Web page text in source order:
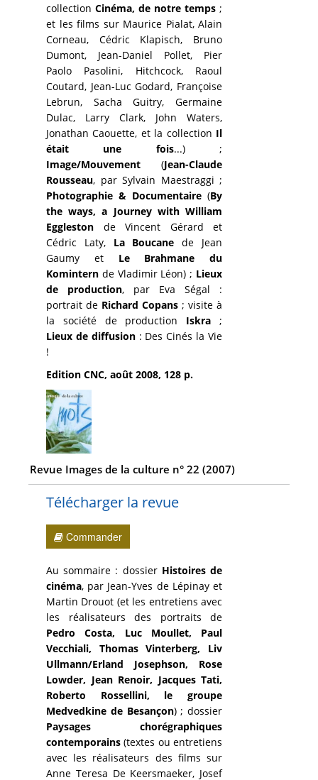
collectionCinéma, de notre temps ;
et les films sur Maurice Pialat, Alain
Corneau, Cédric Klapisch, Bruno
Dumont, Jean-Daniel Pollet, Pier
Paolo Pasolini, Hitchcock, Raoul
Coutard, Jean-Luc Godard, Françoise
Lebrun, Sacha Guitry, Germaine
Dulac, Larry Clark, John Waters,
Jonathan Caouette, et la collection Il
était une fois...) ;
Image/Mouvement(Jean-Claude
Rousseau, par Sylvain Maestraggi ;
Photographie & Documentaire (By
the ways, a Journey with William
Eggleston de Vincent Gérard et
Cédric Laty, La Boucane de Jean
Gaumy et Le Brahmane du
Komintern de Vladimir Léon) ; Lieux
de production, par Eva Ségal :
portrait de Richard Copans ; visite à
la société de production Iskra ;
Lieux de diffusion: Des Cinés la Vie
!
Edition CNC, août 2008, 128 p.
Revue Images de la culture n° 22 (2007)
Télécharger la revue
Commander
Au sommaire : dossier Histoires de
cinéma, par Jean-Yves de Lépinay et
Martin Drouot (et les entretiens avec
les réalisateurs des portraits de
Pedro Costa, Luc Moullet, Paul
Vecchiali, Thomas Vinterberg, Liv
Ullmann/Erland Josephson, Rose
Lowder, Jean Renoir, Jacques Tati,
Roberto Rossellini, le groupe
Medvedkine de Besançon) ; dossier
Paysages chorégraphiques
contemporains (textes ou entretiens
avec les réalisateurs des films sur
Anne Teresa De Keersmaeker, Josef